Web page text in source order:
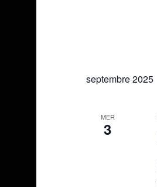
septembre 2025
MER
3